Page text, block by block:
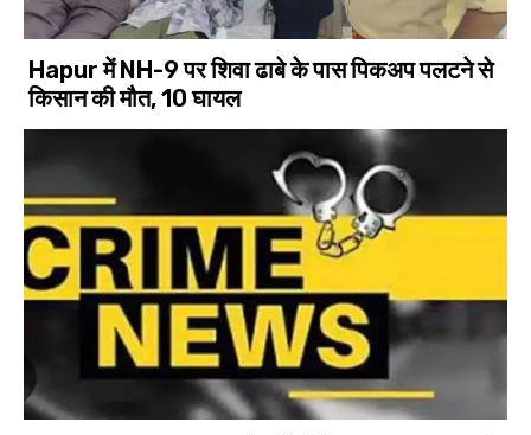
Hapur में NH-9 पर शिवा ढाबे के पास पिकअप पलटने से
किसान की मौत, 10 घायल